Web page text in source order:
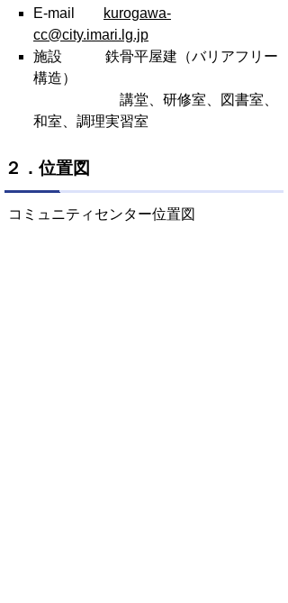
E-mail
kurogawa-
cc@city.imari.lg.jp
施設 鉄骨平屋建（バリアフリー
構造）
講堂、研修室、図書室、
和室、調理実習室
２．位置図
コミュニティセンター位置図